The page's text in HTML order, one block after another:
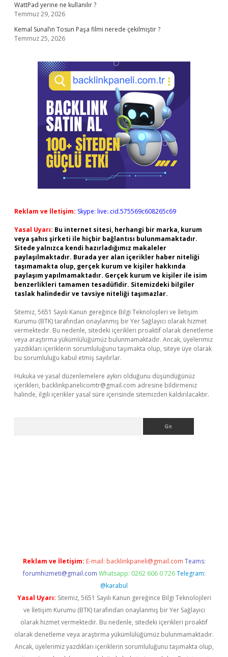
WattPad yerine ne kullanılır ?
Temmuz 29, 2026
Kemal Sunal’ın Tosun Paşa filmi nerede çekilmiştir ?
Temmuz 25, 2026
Reklam ve İletişim: Skype: live:.cid.575569c608265c69
Yasal Uyarı: Bu internet sitesi, herhangi bir marka, kurum
veya şahıs şirketi ile hiçbir bağlantısı bulunmamaktadır.
Sitede yalnızca kendi hazırladığımız makaleler
paylaşılmaktadır. Burada yer alan içerikler haber niteliği
taşımamakta olup, gerçek kurum ve kişiler hakkında
paylaşım yapılmamaktadır. Gerçek kurum ve kişiler ile isim
benzerlikleri tamamen tesadüfidir. Sitemizdeki bilgiler
taslak halindedir ve tavsiye niteliği taşımazlar.
Sitemiz, 5651 Sayılı Kanun gereğince Bilgi Teknolojileri ve İletişim
Kurumu (BTK) tarafından onaylanmış bir Yer Sağlayıcı olarak hizmet
vermektedir. Bu nedenle, sitedeki içerikleri proaktif olarak denetleme
veya araştırma yükümlülüğümüz bulunmamaktadır. Ancak, üyelerimiz
yazdıkları içeriklerin sorumluluğunu taşımakta olup, siteye üye olarak
bu sorumluluğu kabul etmiş sayılırlar.
Hukuka ve yasal düzenlemelere aykırı olduğunu düşündüğünüz
içerikleri, backlinkpanelicomtr@gmail.com adresine bildirmeniz
halinde, ilgili içerikler yasal süre içerisinde sitemizden kaldırılacaktır.
Reklam ve İletişim: E-mail: backlinkpaneli@gmail.com Teams:
forumhizmeti@gmail.com Whatsapp: 0262 606 0 726 Telegram:
@karabul
Yasal Uyarı: Sitemiz, 5651 Sayılı Kanun gereğince Bilgi Teknolojileri
ve İletişim Kurumu (BTK) tarafından onaylanmış bir Yer Sağlayıcı
olarak hizmet vermektedir. Bu nedenle, sitedeki içerikleri proaktif
olarak denetleme veya araştırma yükümlülüğümüz bulunmamaktadır.
Ancak, üyelerimiz yazdıkları içeriklerin sorumluluğunu taşımakta olup,